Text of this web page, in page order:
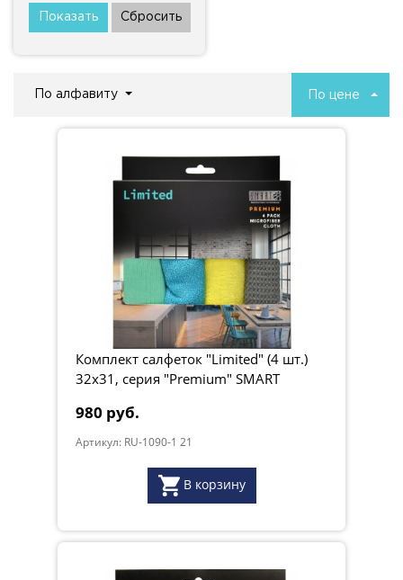
По алфавиту По цене
Комплект салфеток "Limited" (4 шт.)
32х31, серия "Premium" SMART
980 руб.
Артикул: RU-1090-1 21
В корзину